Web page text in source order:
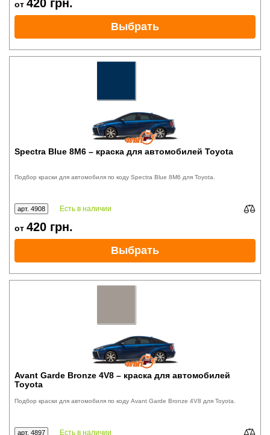
от 420 грн.
Выбрать
Spectra Blue 8M6 – краска для автомобилей Toyota
Подбор краски для автомобиля по коду Spectra Blue 8M6 для Toyota.
арт. 4908 Есть в наличии
от 420 грн.
Выбрать
Avant Garde Bronze 4V8 – краска для автомобилей
Toyota
Подбор краски для автомобиля по коду Avant Garde Bronze 4V8 для Toyota.
арт. 4897 Есть в наличии